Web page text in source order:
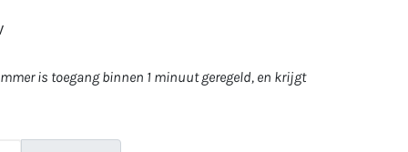
is toegang binnen 1 minuut geregeld, en krijgt